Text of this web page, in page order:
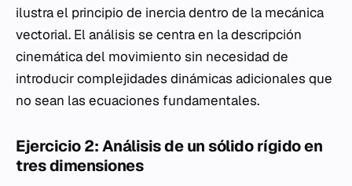
ilustra el principio de inercia dentro de la mecánica
vectorial. El análisis se centra en la descripción
cinemática del movimiento sin necesidad de
introducir complejidades dinámicas adicionales que
no sean las ecuaciones fundamentales.
Ejercicio 2: Análisis de un sólido rígido en
tres dimensiones